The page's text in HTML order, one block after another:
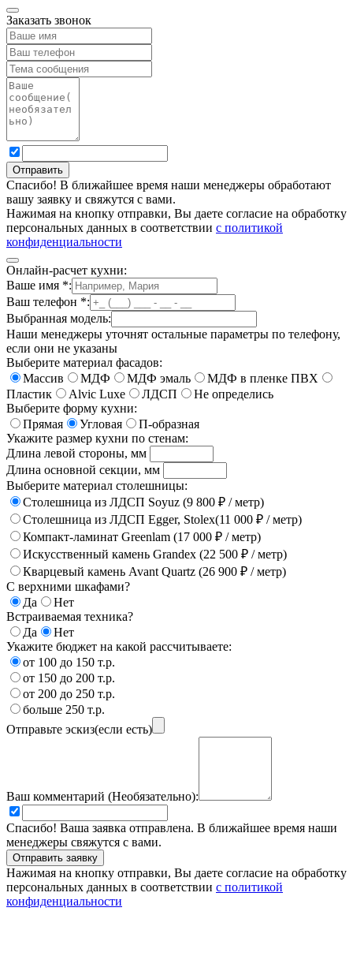
Заказать звонок
Спасибо! В ближайшее время наши менеджеры обработают
вашу заявку и свяжутся с вами.
Нажимая на кнопку отправки, Вы даете согласие на обработку
персональных данных в соответствии с политикой
конфиденциальности
Онлайн-расчет кухни:
Ваше имя *:
Ваш телефон *:
Выбранная модель:
Наши менеджеры уточнят остальные параметры по телефону,
если они не указаны
Выберите материал фасадов:
Массив
МДФ МДФ эмаль
МДФ в пленке ПВХ
Пластик
Alvic Luxe ЛДСП
Не определись
Выберите форму кухни:
Прямая
Угловая
П-образная
Укажите размер кухни по стенам:
Длина левой стороны, мм
Длина основной секции, мм
Выберите материал столешницы:
Столешница из ЛДСП Soyuz (9 800 ₽ / метр)
Столешница из ЛДСП Egger, Stolex(11 000 ₽ / метр)
Компакт-ламинат Greenlam (17 000 ₽ / метр)
Искусственный камень Grandex (22 500 ₽ / метр)
Кварцевый камень Avant Quartz (26 900 ₽ / метр)
С верхними шкафами?
Да
Нет
Встраиваемая техника?
Да
Нет
Укажите бюджет на какой рассчитываете:
от 100 до 150 т.р.
от 150 до 200 т.р.
от 200 до 250 т.р.
больше 250 т.р.
Отправьте эскиз(если есть)
Ваш комментарий (Необязательно):
Спасибо! Ваша заявка отправлена. В ближайшее время наши
менеджеры свяжутся с вами.
Нажимая на кнопку отправки, Вы даете согласие на обработку
персональных данных в соответствии с политикой
конфиденциальности